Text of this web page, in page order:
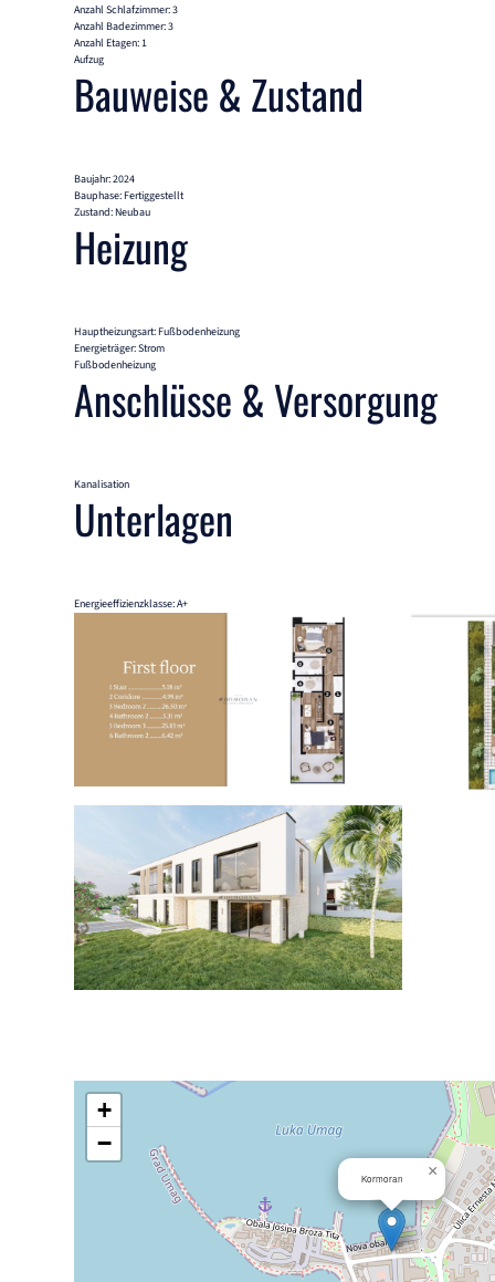
Anzahl Schlafzimmer: 3
Anzahl Badezimmer: 3
Anzahl Etagen: 1
Aufzug
Bauweise & Zustand
Baujahr: 2024
Bauphase: Fertiggestellt
Zustand: Neubau
Heizung
Hauptheizungsart: Fußbodenheizung
Energieträger: Strom
Fußbodenheizung
Anschlüsse & Versorgung
Kanalisation
Unterlagen
Energieeffizienzklasse: A+
Kormoran ×
+
−